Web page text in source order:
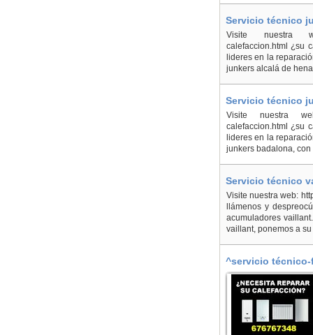
Servicio técnico
Visite nuestra web:
calefaccion.html ¿su
lideres en la
junkers alcalá de
Servicio técnico
Visite nuestra web:
calefaccion.html ¿su
lideres en la
junkers badalona,
Servicio técnico
Visite nuestra web:
llámenos y
acumuladores
vaillant, ponemos a
^servicio técnico-